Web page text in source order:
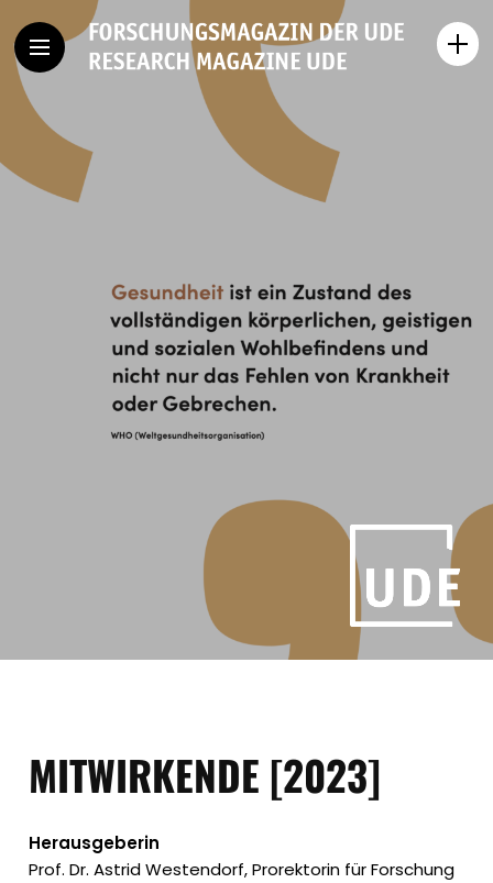
MITWIRKENDE [2023]
Herausgeberin
Prof. Dr. Astrid Westendorf, Prorektorin für Forschung